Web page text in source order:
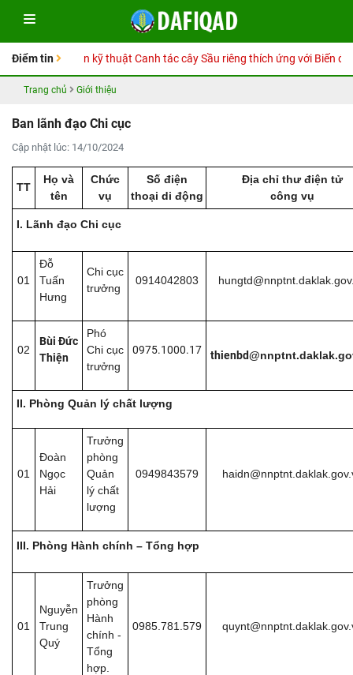
Điểm tin
tay Hướng dẫn kỹ thuật Canh tác cây Sầu riêng thích ứng với Biến đổi
Trang chủ Giới thiệu
Ban lãnh đạo Chi cục
Cập nhật lúc: 14/10/2024
TT
Họ và
tên
Chức
vụ
Số điện
thoại di động
Địa chỉ thư điện tử
công vụ
I. Lãnh đạo Chi cục
01
Đỗ
Tuấn
Hưng
Chi cục
trưởng
0914042803
02
Bùi Đức
Thiện
Phó
Chi cục
trưởng
0975.1000.17 thienbd
II. Phòng Quản lý chất lượng
01
Đoàn
Ngọc
Hải
Trưởng
phòng
Quản
lý chất
lượng
0949843579
III. Phòng Hành chính – Tổng hợp
01
Nguyễn
Trung
Quý
Trưởng
phòng
Hành
chính -
Tổng
hợp.
0985.781.579